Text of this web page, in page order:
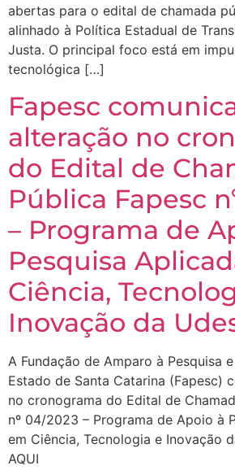
abertas para o edital de chamada
alinhado à Política Estadual de
Justa. O principal foco está em
tecnológica […]
Fapesc
alteração no
do Edital de
Pública Fapesc
– Programa de
Pesquisa
Ciência,
Inovação da
A Fundação de Amparo à Pesquisa
Estado de Santa Catarina (Fapesc)
no cronograma do Edital de
nº 04/2023 – Programa de Apoio à
em Ciência, Tecnologia e Inovação
AQUI